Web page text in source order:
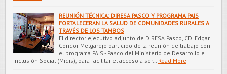
REUNIÓN TÉCNICA: DIRESA PASCO Y PROGRAMA PAIS
FORTALECERAN LA SALUD DE COMUNIDADES RURALES A
TRAVÉS DE LOS TAMBOS
El director ejecutivo adjunto de DIRESA Pasco, CD. Edgar
Cóndor Melgarejo participo de la reunión de trabajo con
el programa PAIS - Pasco del Ministerio de Desarrollo e
Inclusión Social (Midis), para facilitar el acceso a ser…
Read More